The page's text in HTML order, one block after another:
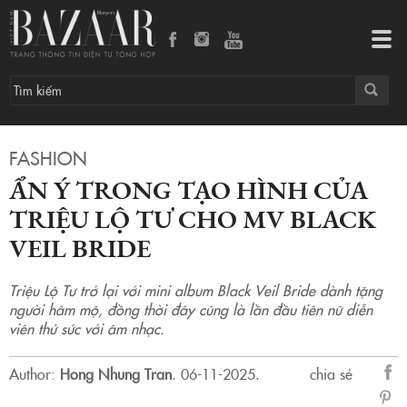
FASHION
ẨN Ý TRONG TẠO HÌNH CỦA
TRIỆU LỘ TƯ CHO MV BLACK
VEIL BRIDE
Triệu Lộ Tư trở lại với mini album Black Veil Bride dành tặng
người hâm mộ, đồng thời đây cũng là lần đầu tiên nữ diễn
viên thử sức với âm nhạc.
Author: Hong Nhung Tran. 06-11-2025.
chia sẻ
sẻ